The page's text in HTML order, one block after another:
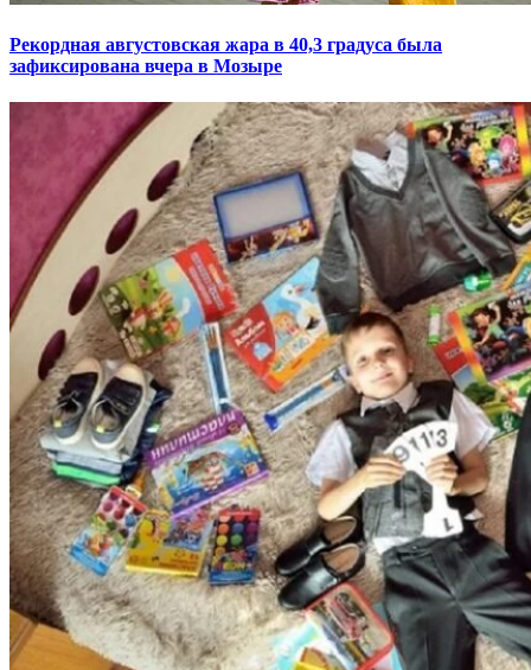
Рекордная августовская жара в 40,3 градуса была
зафиксирована вчера в Мозыре